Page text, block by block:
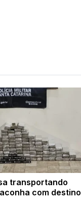
transportando
com destino